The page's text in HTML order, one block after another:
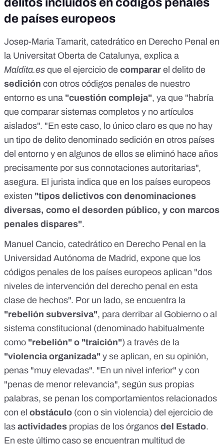
de países europeos
Josep-Maria Tamarit, catedrático en Derecho Penal en
la Universitat Oberta de Catalunya, explica a
Maldita.es que el ejercicio de comparar el delito de
sedición con otros códigos penales de nuestro
entorno es una "cuestión compleja", ya que "habría
que comparar sistemas completos y no artículos
aislados". "En este caso, lo único claro es que no hay
un tipo de delito denominado sedición en otros países
del entorno y en algunos de ellos se eliminó hace años
precisamente por sus connotaciones autoritarias",
asegura. El jurista indica que en los países europeos
existen "tipos delictivos con denominaciones
diversas, como el desorden público, y con marcos
penales dispares".
Manuel Cancio, catedrático en Derecho Penal en la
Universidad Autónoma de Madrid, expone que los
códigos penales de los países europeos aplican "dos
niveles de intervención del derecho penal en esta
clase de hechos". Por un lado, se encuentra la
"rebelión subversiva", para derribar al Gobierno o al
sistema constitucional (denominado habitualmente
como "rebelión" o "traición") a través de la
"violencia organizada" y se aplican, en su opinión,
penas "muy elevadas". "En un nivel inferior" y con
"penas de menor relevancia", según sus propias
palabras, se penan los comportamientos relacionados
con el obstáculo (con o sin violencia) del ejercicio de
las actividades propias de los órganos del Estado.
En este último caso se encuentran multitud de